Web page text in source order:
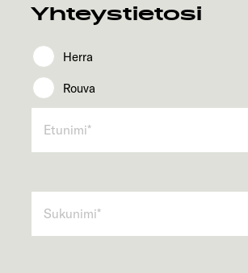
Yhteystietosi
Herra
Rouva